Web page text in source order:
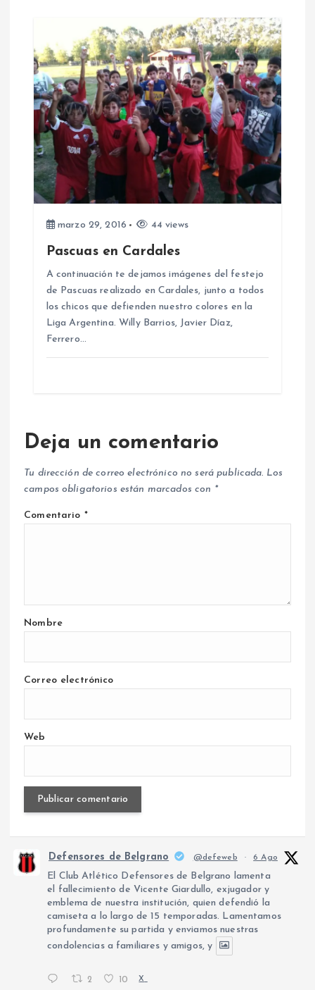
a
d
a
s
marzo 29, 2016 44 views
Pascuas en Cardales
A continuación te dejamos imágenes del festejo
de Pascuas realizado en Cardales, junto a todos
los chicos que defienden nuestro colores en la
Liga Argentina. Willy Barrios, Javier Díaz,
Ferrero…
Deja un comentario
Tu dirección de correo electrónico no será publicada. Los
campos obligatorios están marcados con *
Comentario *
Nombre
Correo electrónico
Web
Defensores de Belgrano @defeweb · 6 Ago
El Club Atlético Defensores de Belgrano lamenta
el fallecimiento de Vicente Giardullo, exjugador y
emblema de nuestra institución, quien defendió la
camiseta a lo largo de 15 temporadas. Lamentamos
profundamente su partida y enviamos nuestras
condolencias a familiares y amigos, y
2 10 X